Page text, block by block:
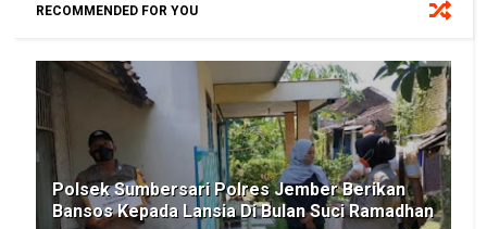
RECOMMENDED FOR YOU
Polsek Sumbersari Polres Jember Berikan
Bansos Kepada Lansia Di Bulan Suci Ramadhan